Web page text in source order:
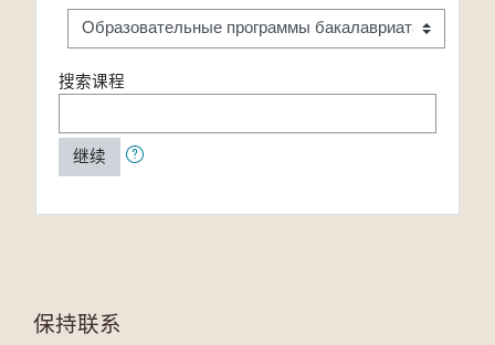
搜索课程
继续
保持联系